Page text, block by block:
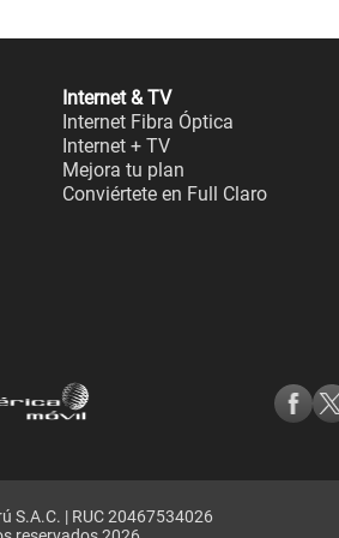
Internet & TV
Internet Fibra Óptica
Internet + TV
Mejora tu plan
Conviértete en Full Claro
S.A.C. | RUC 20467534026